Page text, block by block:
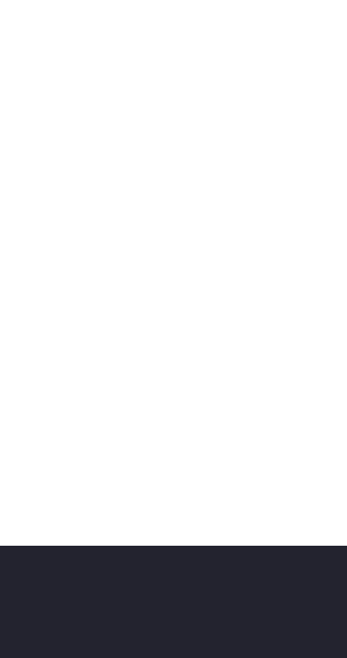
Görüş koridorunun demir
gibi, yüreğim öyle doldu taştı.
girmemize sebep olanları,
çıkmıştım da berzah aleminde
büyük bir gündü. Çünkü bugün D-8
oğlum Veysel! Al sana 10 değil 21
o koğuştan bu koğuşa. Bir
çıkar. İnşallah günahlarımıza